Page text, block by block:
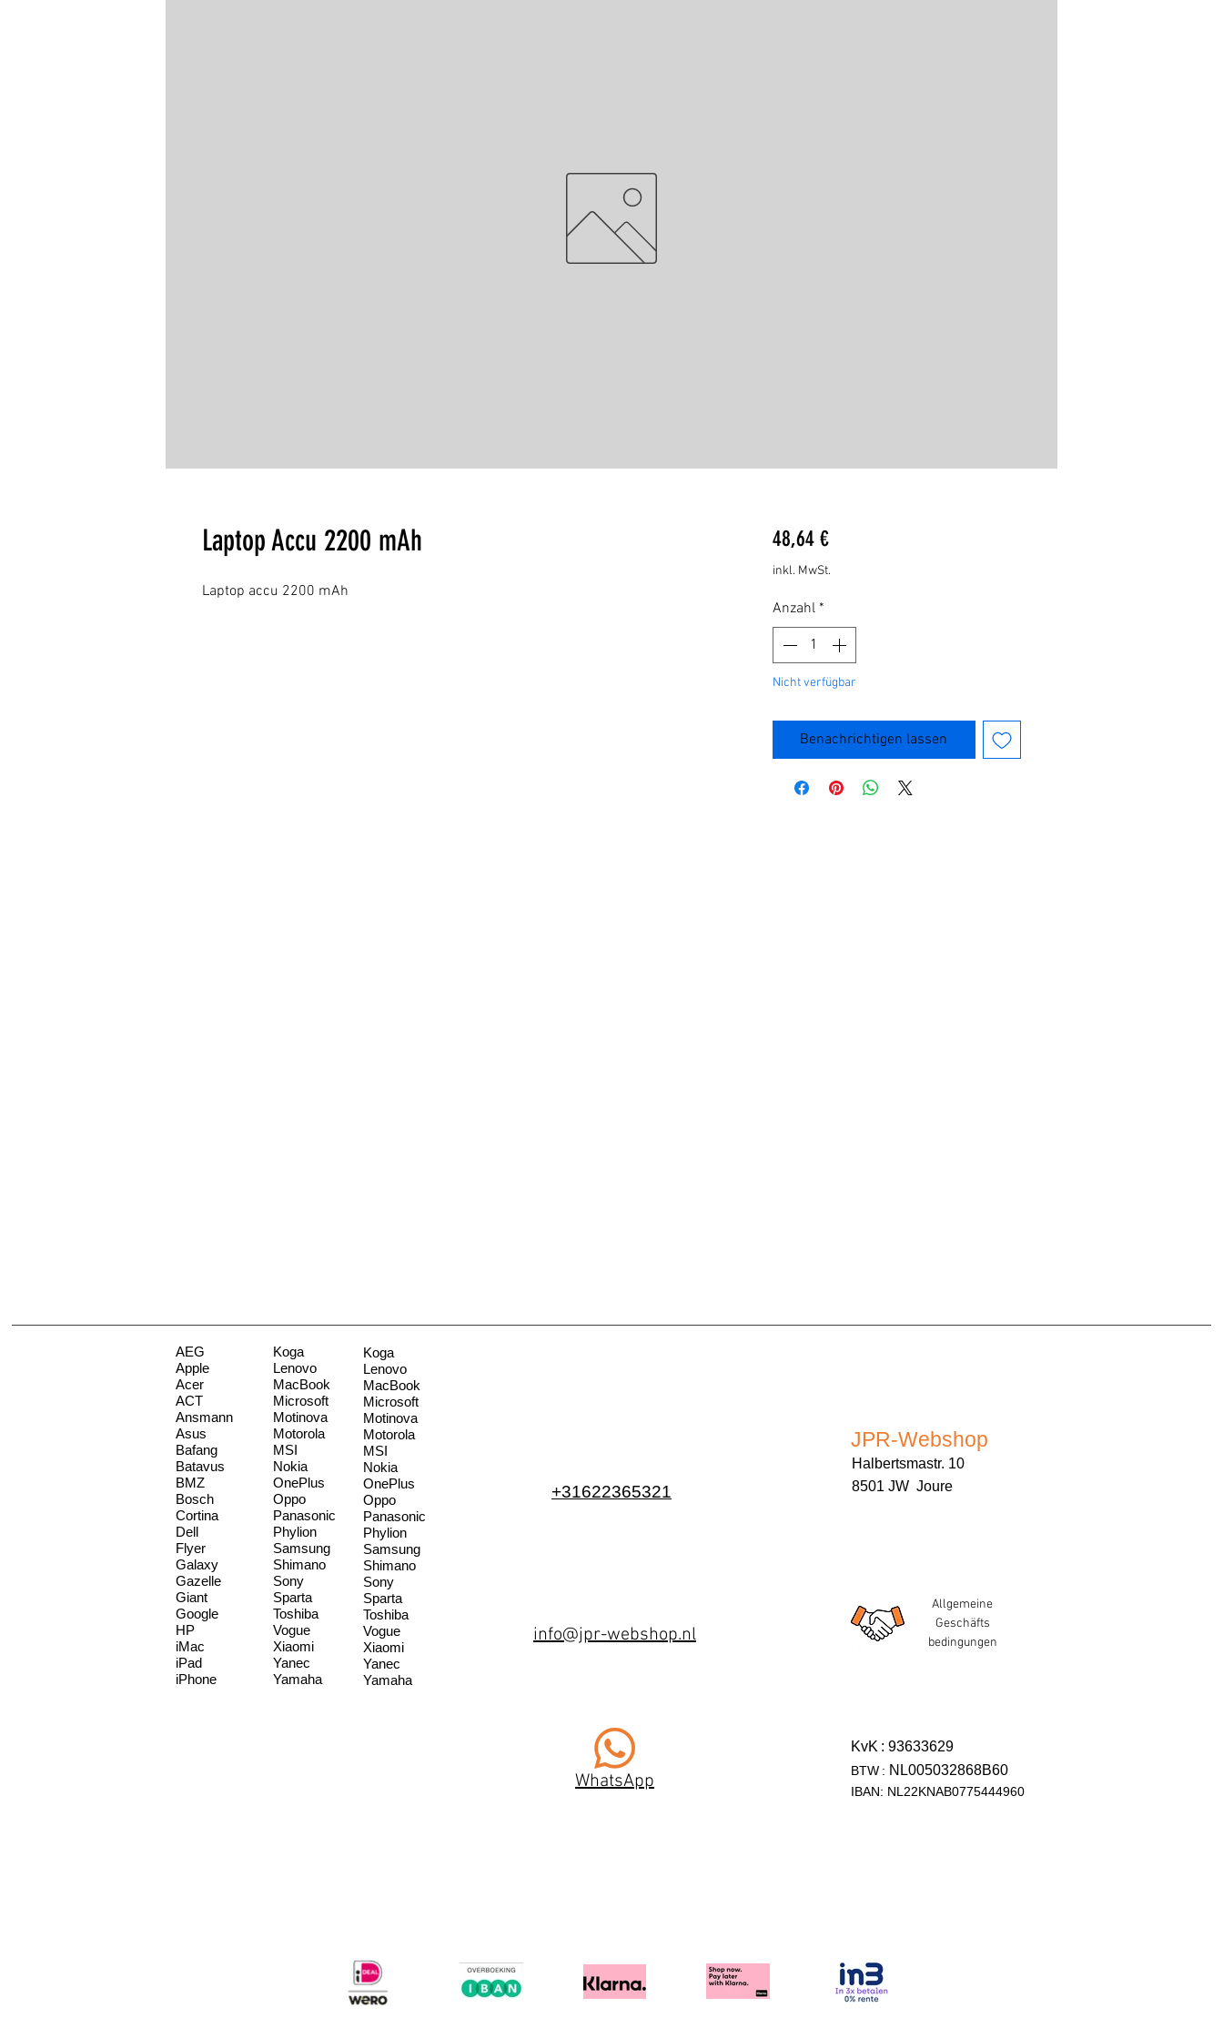
Laptop Accu 2200 mAh
Laptop accu 2200 mAh
48,64 €Preis
inkl. MwSt.
Anzahl *
Nicht verfügbar
Benachrichtigen lassen
AEG
Apple
Acer
ACT
Ansmann
Asus
Bafang
Batavus
BMZ
Bosch
Cortina
Dell
Flyer
Galaxy
Gazelle
Giant
Google
HP
iMac
iPad
iPhone
Koga
Lenovo
MacBook
Microsoft
Motinova
Motorola
MSI
Nokia
OnePlus
Oppo
Panasonic
Phylion
Samsung
Shimano
Sony
Sparta
Toshiba
Vogue
Xiaomi
Yanec
Yamaha
Koga
Lenovo
MacBook
Microsoft
Motinova
Motorola
MSI
Nokia
OnePlus
Oppo
Panasonic
Phylion
Samsung
Shimano
Sony
Sparta
Toshiba
Vogue
Xiaomi
Yanec
Yamaha
+31622365321
info@jpr-webshop.nl
WhatsApp
JPR-Webshop
Halbertsmastr. 10
8501 JW Joure
Allgemeine
Geschäfts
bedingungen
KvK : 93633629
BTW : NL005032868B60
IBAN: NL22KNAB0775444960